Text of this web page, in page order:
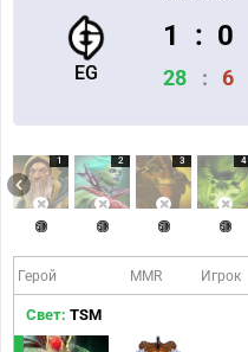
EG
1 : 0
28 : 6
1 2 3 4
Герой MMR Игрок
Свет: TSM